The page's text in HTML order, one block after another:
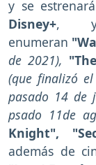
y se
Disney+, y
enumeran
de 2021),
(que finalizó
pasado 14 de
psado 11de
Knight",
además de